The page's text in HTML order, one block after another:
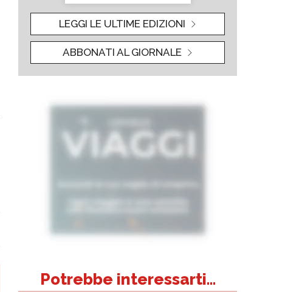
LEGGI LE ULTIME EDIZIONI
ABBONATI AL GIORNALE
Potrebbe interessarti...